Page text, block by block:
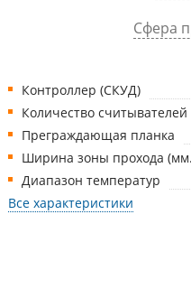
Сфера
Контроллер (СКУД)
Количество считывателей
Преграждающая планка
Ширина зоны прохода
Диапазон температур
Все характеристики